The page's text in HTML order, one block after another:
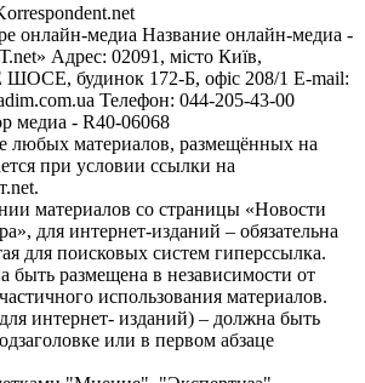
онлайн-медиа Название онлайн-медиа -
Адрес: 02091, місто Київ,
будинок 172-Б, офіс 208/1 E-mail:
Телефон: 044-205-43-00
медиа - R40-06068
любых материалов, размещённых на
при условии ссылки на
материалов со страницы «Новости
для интернет-изданий – обязательна
для поисковых систем гиперссылка.
быть размещена в независимости от
использования материалов.
интернет- изданий) – должна быть
или в первом абзаце